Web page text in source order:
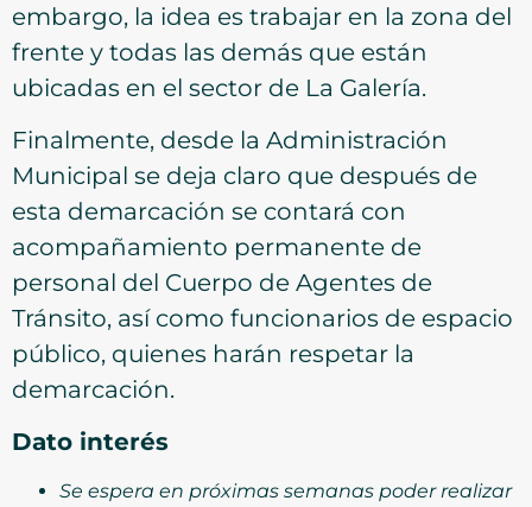
embargo, la idea es trabajar en la zona del
frente y todas las demás que están
ubicadas en el sector de La Galería.
Finalmente, desde la Administración
Municipal se deja claro que después de
esta demarcación se contará con
acompañamiento permanente de
personal del Cuerpo de Agentes de
Tránsito, así como funcionarios de espacio
público, quienes harán respetar la
demarcación.
Dato interés
Se espera en próximas semanas poder realizar